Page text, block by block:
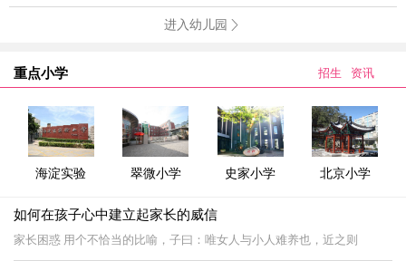
进入幼儿园
重点小学 招生 资讯
海淀实验 翠微小学 史家小学 北京小学
如何在孩子心中建立起家长的威信
家长困惑 用个不恰当的比喻，子曰：唯女人与小人难养也，近之则